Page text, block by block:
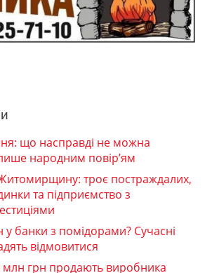
що насправді не можна
народним повір’ям
троє постраждалих,
та підприємство з
у банки з помідорами? Сучасні
відмовитися
млн грн продають виробника